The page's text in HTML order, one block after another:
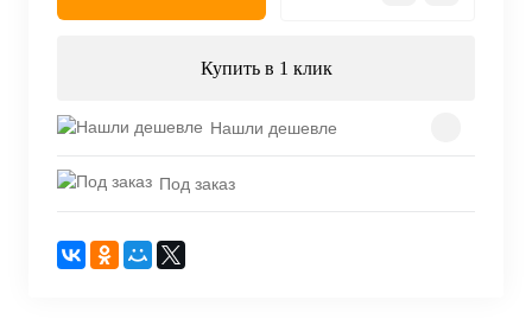
Купить в 1 клик
Нашли дешевле
Под заказ